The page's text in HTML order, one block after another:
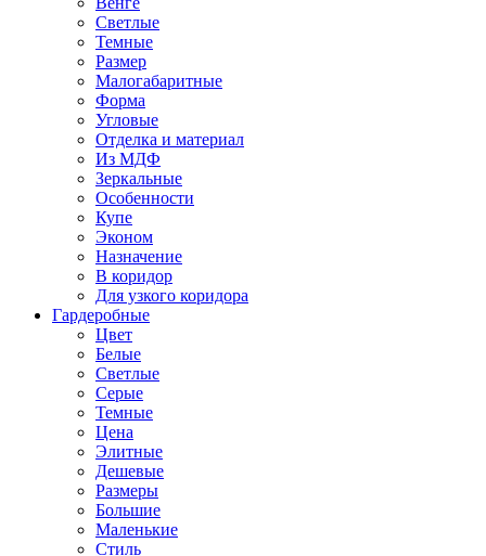
Светлые
Темные
Размер
Малогабаритные
Форма
Угловые
Отделка и материал
Из МДФ
Зеркальные
Особенности
Купе
Эконом
Назначение
В коридор
Для узкого коридора
Гардеробные
Цвет
Белые
Светлые
Серые
Темные
Цена
Элитные
Дешевые
Размеры
Большие
Маленькие
Стиль